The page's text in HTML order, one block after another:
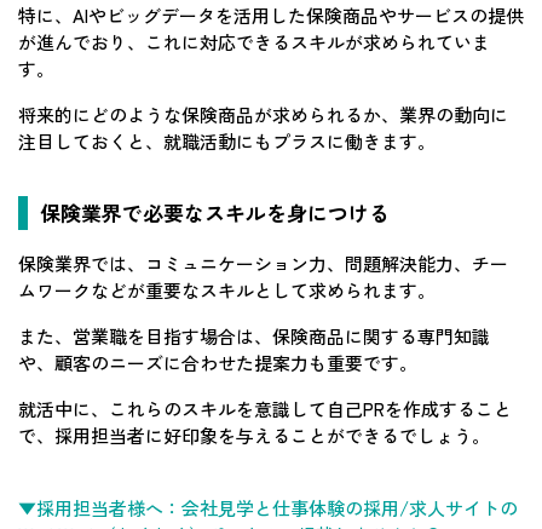
特に、AIやビッグデータを活用した保険商品やサービスの提供
が進んでおり、これに対応できるスキルが求められていま
す。
将来的にどのような保険商品が求められるか、業界の動向に
注目しておくと、就職活動にもプラスに働きます。
保険業界で必要なスキルを身につける
保険業界では、コミュニケーション力、問題解決能力、チー
ムワークなどが重要なスキルとして求められます。
また、営業職を目指す場合は、保険商品に関する専門知識
や、顧客のニーズに合わせた提案力も重要です。
就活中に、これらのスキルを意識して自己PRを作成すること
で、採用担当者に好印象を与えることができるでしょう。
▼採用担当者様へ：会社見学と仕事体験の採用/求人サイトの